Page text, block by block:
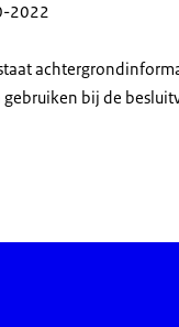
2022
bij de